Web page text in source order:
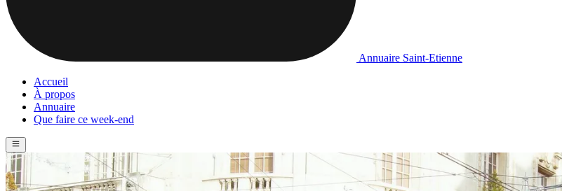
Annuaire Saint-Etienne
Accueil
À propos
Annuaire
Que faire ce week-end